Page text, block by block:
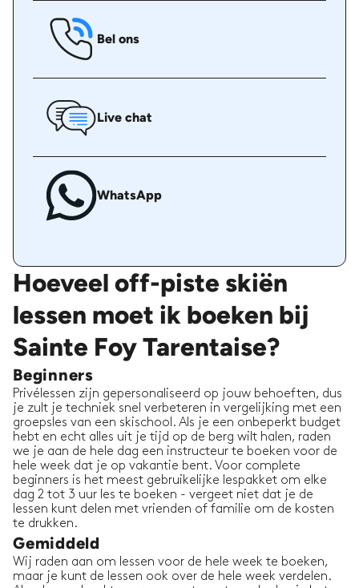
Bel ons
Live chat
WhatsApp
Hoeveel off-piste skiën
lessen moet ik boeken bij
Sainte Foy Tarentaise?
Beginners
Privélessen zijn gepersonaliseerd op jouw behoeften, dus
je zult je techniek snel verbeteren in vergelijking met een
groepsles van een skischool. Als je een onbeperkt budget
hebt en echt alles uit je tijd op de berg wilt halen, raden
we je aan de hele dag een instructeur te boeken voor de
hele week dat je op vakantie bent. Voor complete
beginners is het meest gebruikelijke lespakket om elke
dag 2 tot 3 uur les te boeken - vergeet niet dat je de
lessen kunt delen met vrienden of familie om de kosten
te drukken.
Gemiddeld
Wij raden aan om lessen voor de hele week te boeken,
maar je kunt de lessen ook over de hele week verdelen.